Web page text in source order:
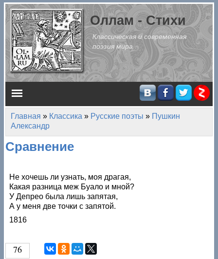
Перейти к основному содержанию
Оллам - Стихи
Классическая и современная
поэзия мира
Главное меню
Вы здесь
Главная » Классика » Русские поэты » Пушкин
Александр
Сравнение
Не хочешь ли узнать, моя драгая,
Какая разница меж Буало и мной?
У Депрео была лишь запятая,
А у меня две точки с запятой.
1816
76